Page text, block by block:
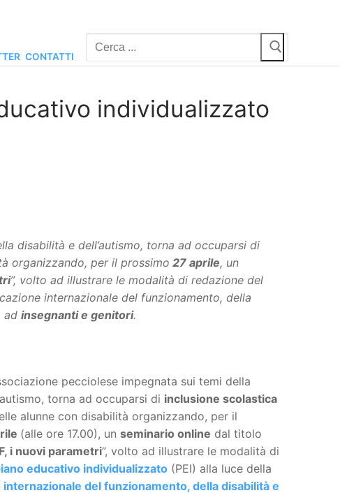
CONTATTI
Cerca:
individualizzato
disabilità e dell’autismo, torna ad occuparsi di
organizzando, per il prossimo 27 aprile, un
”, volto ad illustrare le modalità di redazione del
internazionale del funzionamento, della
ad insegnanti e genitori.
pecciolese impegnata sui temi della
torna ad occuparsi di inclusione scolastica
alunne con disabilità organizzando, per il
(alle ore 17.00), un seminario online dal titolo
i nuovi parametri”, volto ad illustrare le modalità di
educativo individualizzato(PEI) alla luce della
del funzionamento, della disabilità e